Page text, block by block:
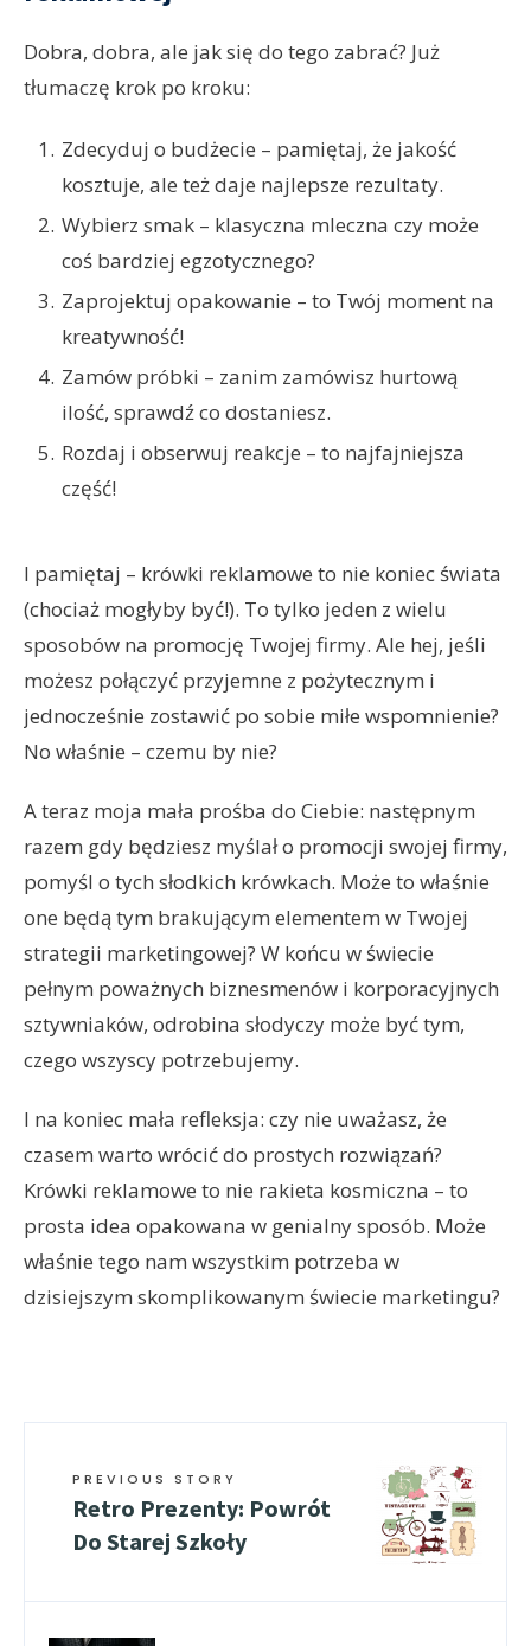
Dobra, dobra, ale jak się do tego zabrać? Już
tłumaczę krok po kroku:
Zdecyduj o budżecie – pamiętaj, że jakość
kosztuje, ale też daje najlepsze rezultaty.
Wybierz smak – klasyczna mleczna czy może
coś bardziej egzotycznego?
Zaprojektuj opakowanie – to Twój moment na
kreatywność!
Zamów próbki – zanim zamówisz hurtową
ilość, sprawdź co dostaniesz.
Rozdaj i obserwuj reakcje – to najfajniejsza
część!
I pamiętaj – krówki reklamowe to nie koniec świata
(chociaż mogłyby być!). To tylko jeden z wielu
sposobów na promocję Twojej firmy. Ale hej, jeśli
możesz połączyć przyjemne z pożytecznym i
jednocześnie zostawić po sobie miłe wspomnienie?
No właśnie – czemu by nie?
A teraz moja mała prośba do Ciebie: następnym
razem gdy będziesz myślał o promocji swojej firmy,
pomyśl o tych słodkich krówkach. Może to właśnie
one będą tym brakującym elementem w Twojej
strategii marketingowej? W końcu w świecie
pełnym poważnych biznesmenów i korporacyjnych
sztywniaków, odrobina słodyczy może być tym,
czego wszyscy potrzebujemy.
I na koniec mała refleksja: czy nie uważasz, że
czasem warto wrócić do prostych rozwiązań?
Krówki reklamowe to nie rakieta kosmiczna – to
prosta idea opakowana w genialny sposób. Może
właśnie tego nam wszystkim potrzeba w
dzisiejszym skomplikowanym świecie marketingu?
PREVIOUS STORY
Retro Prezenty: Powrót
Do Starej Szkoły